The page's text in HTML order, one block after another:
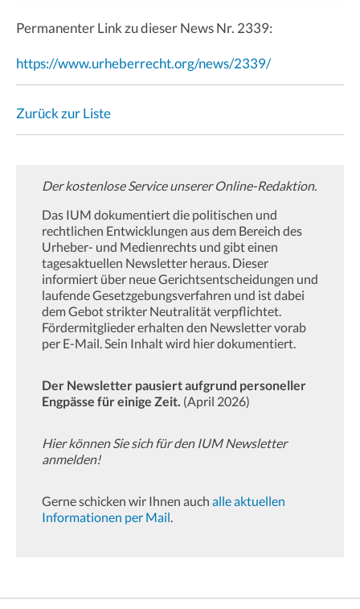
Permanenter Link zu dieser News Nr. 2339:
https://www.urheberrecht.org/news/2339/
Zurück zur Liste
Der kostenlose Service unserer Online-Redaktion.
Das IUM dokumentiert die politischen und
rechtlichen Entwicklungen aus dem Bereich des
Urheber- und Medienrechts und gibt einen
tagesaktuellen Newsletter heraus. Dieser
informiert über neue Gerichtsentscheidungen und
laufende Gesetzgebungsverfahren und ist dabei
dem Gebot strikter Neutralität verpflichtet.
Fördermitglieder erhalten den Newsletter vorab
per E-Mail. Sein Inhalt wird hier dokumentiert.
Der Newsletter pausiert aufgrund personeller
Engpässe für einige Zeit. (April 2026)
Hier können Sie sich für den IUM Newsletter
anmelden!
Gerne schicken wir Ihnen auch alle aktuellen
Informationen per Mail.